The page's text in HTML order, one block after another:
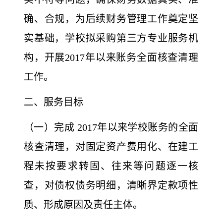
确、合规，为后续财务管理工作奠定坚
实基础，学校拟采购第三方专业服务机
构，开展2017年以来账务全面核查清理
工作。
二、服务目标
（一）完成 2017年以来学校账务的全面
核查清理，对固定资产费用化、在建工
程未按要求转固、往来等问题逐一核
查，对债权债务明细，清晰界定款项性
质、形成原因及责任主体。